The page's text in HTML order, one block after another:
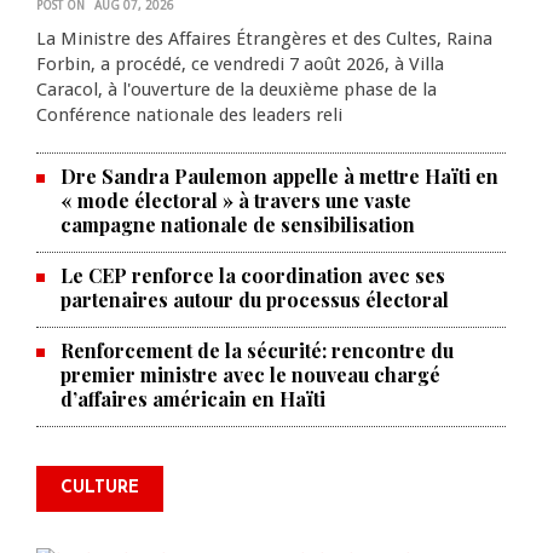
POST ON AUG 07, 2026
La Ministre des Affaires Étrangères et des Cultes, Raina
Forbin, a procédé, ce vendredi 7 août 2026, à Villa
Caracol, à l'ouverture de la deuxième phase de la
Conférence nationale des leaders reli
Dre Sandra Paulemon appelle à mettre Haïti en
« mode électoral » à travers une vaste
campagne nationale de sensibilisation
Le CEP renforce la coordination avec ses
partenaires autour du processus électoral
Renforcement de la sécurité: rencontre du
premier ministre avec le nouveau chargé
d’affaires américain en Haïti
CULTURE
La Chambre de commerce et de
l'industrie haïtiano-africaine
commémorer le 235e
anniversaire de la cérémonie du